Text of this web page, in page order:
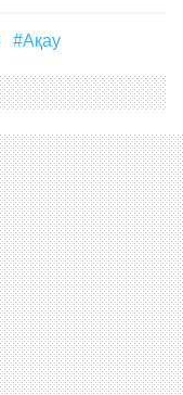
#ақау